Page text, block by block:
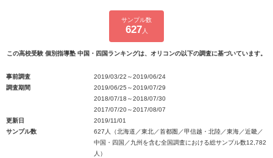
サンプル数
627 人
この高校受験 個別指導塾 中国・四国ランキングは、オリコンの以下の調査に基づいています。
事前調査
2019/03/22～2019/06/24
調査期間
2019/06/25～2019/07/29
2018/07/18～2018/07/30
2017/07/20～2017/08/07
更新日
2019/11/01
サンプル数
627人（北海道／東北／首都圏／甲信越・北陸／東海／近畿／
中国・四国／九州を含む全国調査における総サンプル数12,782
人）